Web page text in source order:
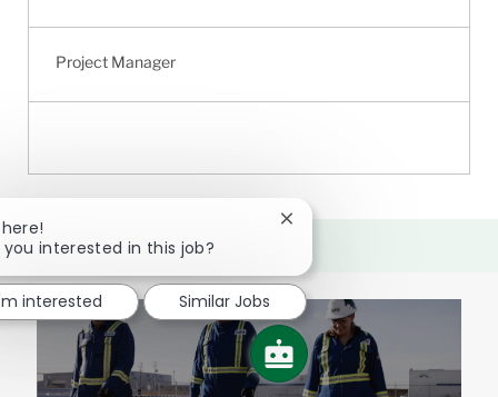
Project Manager
you interested in this job?
Close
notification
interested
Similar Jobs